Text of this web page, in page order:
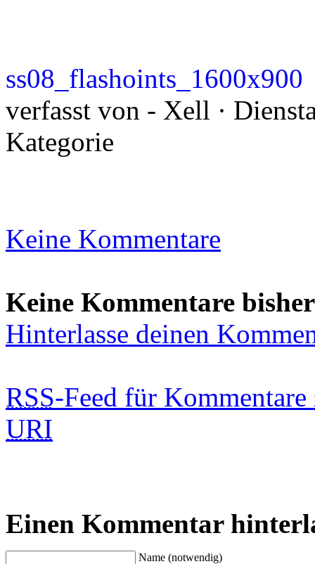
ss08_flashoints_1600x900
verfasst von - Xell ·
Kategorie
Keine Kommentare
Keine Kommentare bisher
Hinterlasse deinen
RSS-Feed für
URI
Einen Kommentar
Name (notwendig)